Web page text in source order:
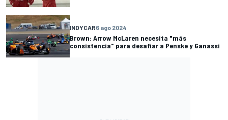
INDYCAR6 ago 2024
Brown: Arrow McLaren necesita "más
consistencia" para desafiar a Penske y Ganassi